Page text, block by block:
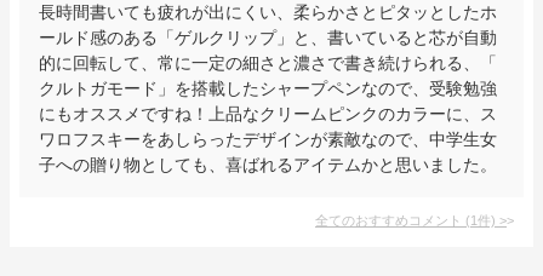
長時間書いても疲れが出にくい、柔らかさとピタッとしたホ
ールド感のある「ゲルクリップ」と、書いていると芯が自動
的に回転して、常に一定の細さと濃さで書き続けられる、「
クルトガモード」を搭載したシャープペンなので、受験勉強
にもオススメですね！上品なクリームピンクのカラーに、ス
ワロフスキーをあしらったデザインが素敵なので、中学生女
子への贈り物としても、喜ばれるアイテムかと思いました。
全てのおすすめコメント (1件) >